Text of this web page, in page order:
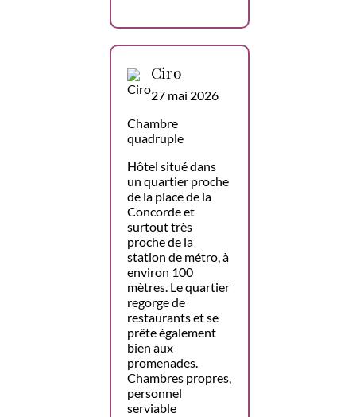
Ciro
27 mai 2026
Chambre
quadruple
Hôtel situé dans
un quartier proche
de la place de la
Concorde et
surtout très
proche de la
station de métro, à
environ 100
mètres. Le quartier
regorge de
restaurants et se
prête également
bien aux
promenades.
Chambres propres,
personnel
serviable